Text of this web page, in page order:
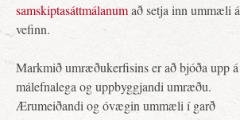
samskiptasáttmálanumað setja inn ummæli á
vefinn.
Markmið umræðukerfisins er að bjóða upp á
málefnalega og uppbyggjandi umræðu.
Ærumeiðandi og óvægin ummæli í garð